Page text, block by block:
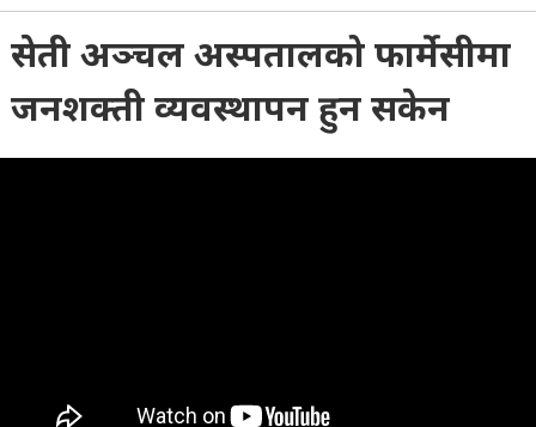
सेती अञ्चल अस्पतालको फार्मेसीमा
जनशक्ती व्यवस्थापन हुन सकेन